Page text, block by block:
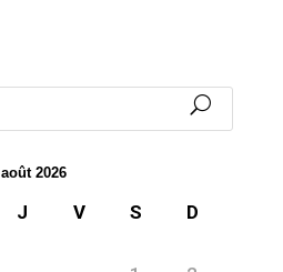
août 2026
J V S D